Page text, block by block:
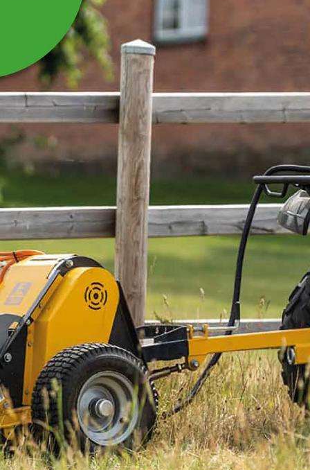
MUURIKKA
PIZZASKÄRARE
ROSTFRITT/ASK
Det kraftiga bladet på pizzaskäraren gör det enkelt
att skära igenom både krispig botten och topping
utan att dra sönder pizzan.
Läs mer
349 kr
Inkl. moms